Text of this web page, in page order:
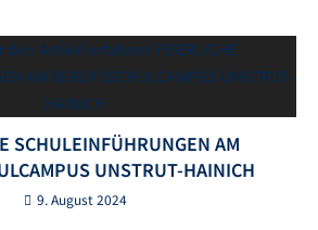
SCHULEINFÜHRUNGEN AM
UNSTRUT-HAINICH
9. August 2024